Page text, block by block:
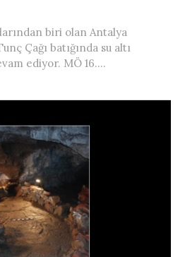
biri olan Antalya
Çağı batığında su altı
ediyor. MÖ 16....